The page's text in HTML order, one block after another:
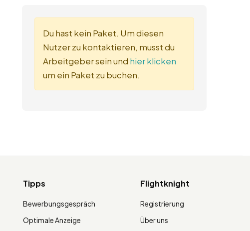
Du hast kein Paket. Um diesen
Nutzer zu kontaktieren, musst du
Arbeitgeber sein und hier klicken
um ein Paket zu buchen.
Tipps
Bewerbungsgespräch
Optimale Anzeige
Flightknight
Registrierung
Über uns